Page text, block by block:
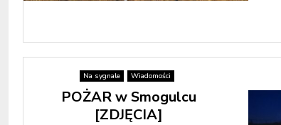
Na sygnale Wiadomości
POŻAR w Smogulcu
[ZDJĘCIA]